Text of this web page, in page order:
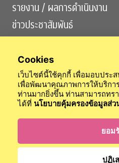
รายงาน / ผลการดำเนินงาน
ข่าวประชาสัมพันธ์
สำนักงานสภามหาวิทยาลัย สำนักตรวจส
ข้อบังคับจุฬาฯ
นโยบายการคุ้มครองข้
เข้าสู่ระบบ
Cookies
เว็บไซต์นี้ใช้คุกกี้ เพื่อมอบประ
เพื่อพัฒนาคุณภาพการให้บริกา
ท่านมากยิ่งขึ้น ท่านสามารถทร
ได้ที่ นโยบายคุ้มครองข้อมูลส่
ยอม
ปฏิเ